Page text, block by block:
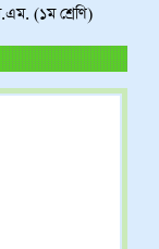
(১ম শ্রেণি)